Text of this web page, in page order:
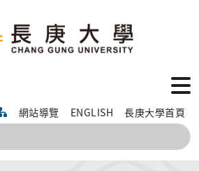
網站導覽 ENGLISH 長庚大學首頁
搜